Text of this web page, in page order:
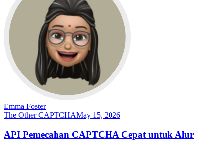
Emma Foster
The Other CAPTCHAMay 15, 2026
API Pemecahan CAPTCHA Cepat untuk Alur